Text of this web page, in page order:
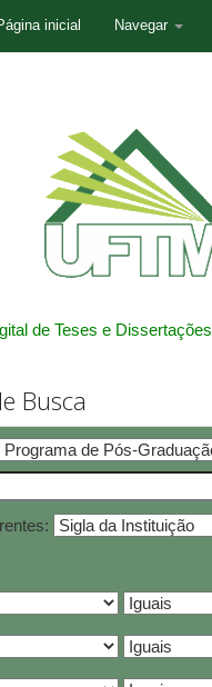
inicial Navegar
de Teses e Dissertações
Busca